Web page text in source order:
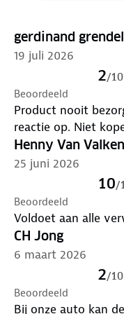
Deze auto mobiel
dagelijks gebruik in
onderzijde blijft
de houder zit.
Wat zit er in de
1x
1x Zuignap voor
Met deze
gebruik je je
overzichtelijk
gerdinand
19 juli 2026
2/10
Beoordeeld
Product nooit
reactie op. Niet
Henny Van
25 juni 2026
10/
Beoordeeld
Voldoet aan alle
CH Jong
6 maart 2026
2/10
Beoordeeld
Bij onze auto kan